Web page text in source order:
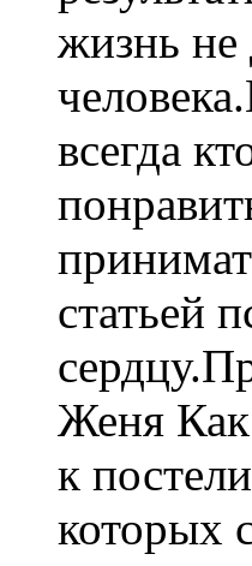
жизнь не
всегда
статьей
Женя
к
которых